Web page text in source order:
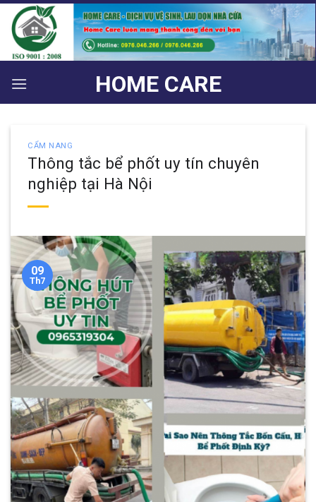
Bỏ
qua
nội
dung
HOME CARE
CẨM NANG
Thông tắc bể phốt uy tín chuyên
nghiệp tại Hà Nội
09
Th7